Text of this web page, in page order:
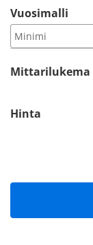
Vuosimalli
Mittarilukema
Hinta